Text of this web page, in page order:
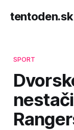
tentoden.sk
SPORT